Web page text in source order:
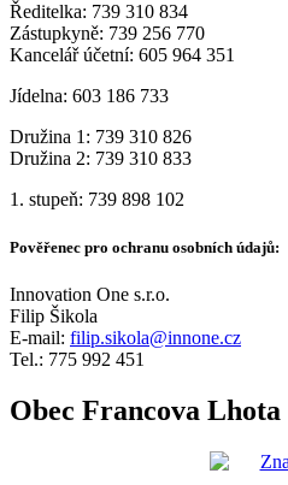
Ředitelka: 739 310 834
Zástupkyně: 739 256 770
Kancelář účetní: 605 964 351
Jídelna: 603 186 733
Družina 1: 739 310 826
Družina 2: 739 310 833
1. stupeň: 739 898 102
Pověřenec pro ochranu osobních údajů:
Innovation One s.r.o.
Filip Šikola
E-mail: filip.sikola@innone.cz
Tel.: 775 992 451
Obec Francova Lhota